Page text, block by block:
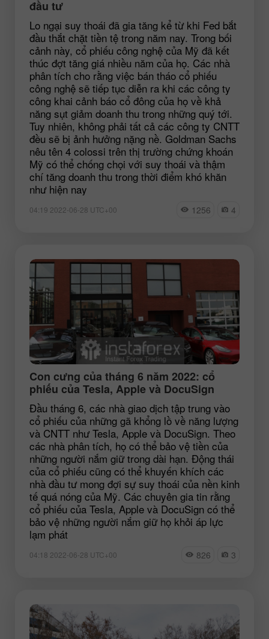
đầu tư
Lo ngại suy thoái đã gia tăng kể từ khi Fed bắt
đầu thắt chặt tiền tệ trong năm nay. Trong bối
cảnh này, cổ phiếu công nghệ của Mỹ đã kết
thúc đợt tăng giá nhiều năm của họ. Các nhà
phân tích cho rằng việc bán tháo cổ phiếu
công nghệ sẽ tiếp tục diễn ra khi các công ty
công khai cảnh báo cổ đông của họ về khả
năng sụt giảm doanh thu trong những quý tới.
Tuy nhiên, không phải tất cả các công ty CNTT
đều sẽ bị ảnh hưởng nặng nề. Goldman Sachs
nêu tên 4 colossi trên thị trường chứng khoán
Mỹ có thể chống chọi với suy thoái và thậm
chí tăng doanh thu trong thời điểm khó khăn
như hiện nay
04:19 2022-06-28 UTC+00 1256 4
Con cưng của tháng 6 năm 2022: cổ
phiếu của Tesla, Apple và DocuSign
Đầu tháng 6, các nhà giao dịch tập trung vào
cổ phiếu của những gã khổng lồ về năng lượng
và CNTT như Tesla, Apple và DocuSign. Theo
các nhà phân tích, họ có thể bảo vệ tiền của
những người nắm giữ trong dài hạn. Động thái
của cổ phiếu cũng có thể khuyến khích các
nhà đầu tư mong đợi sự suy thoái của nền kinh
tế quá nóng của Mỹ. Các chuyên gia tin rằng
cổ phiếu của Tesla, Apple và DocuSign có thể
bảo vệ những người nắm giữ họ khỏi áp lực
lạm phát
04:18 2022-06-28 UTC+00 826 3